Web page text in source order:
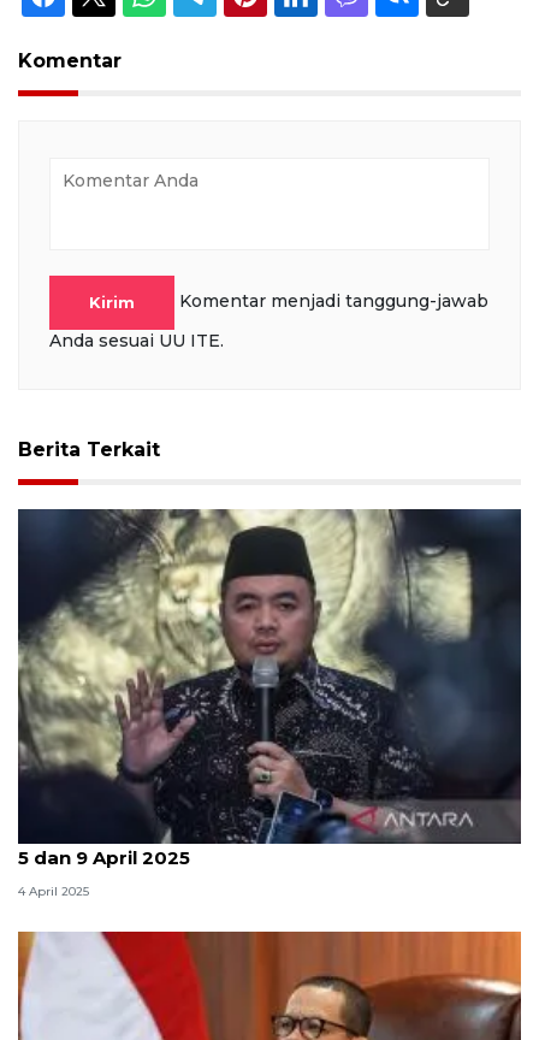
Komentar
Kirim
Komentar menjadi tanggung-jawab
Anda sesuai UU ITE.
Berita Terkait
KPU RI: PSU Pilkada dilaksanakan di 6 wilayah pada
5 dan 9 April 2025
4 April 2025